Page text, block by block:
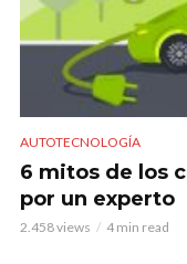
AUTOTECNOLOGÍA
6 mitos de los
por un experto
2.458 views 4 min read